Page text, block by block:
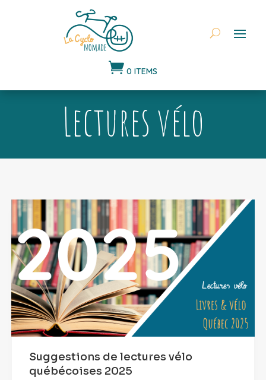
 0 ITEMS
Lectures vélo
Suggestions de lectures vélo
québécoises 2025